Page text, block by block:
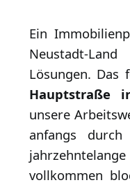
Ein
Neustadt-
Lösungen. Das
Hauptstraße
unsere
anfangs
vollkommen